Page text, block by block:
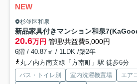
NEW
杉並区和泉
新品家具付きマンション和泉
20.6万円 管理/共益費5,000円
6階 / 40.87㎡ / 1LDK /築2年
丸ノ内方南支線「方南町」駅 徒歩6分
バス・トイレ別 室内洗濯機置場 エア